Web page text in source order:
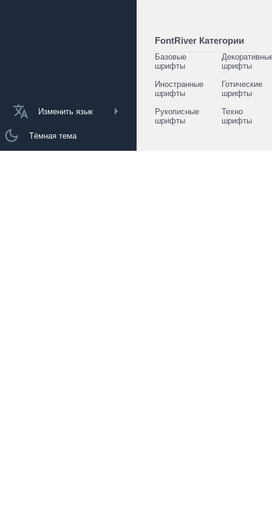
Изменить язык
Тёмная тема
FontRiver Категории
Базовые
шрифты
шрифты
Иностранные
шрифты
Готические
шрифты
Рукописные
шрифты
Техно
шрифты